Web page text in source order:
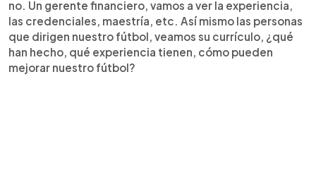
no. Un gerente financiero, vamos a ver la experiencia,
las credenciales, maestría, etc. Así mismo las personas
que dirigen nuestro fútbol, veamos su currículo, ¿qué
han hecho, qué experiencia tienen, cómo pueden
mejorar nuestro fútbol?